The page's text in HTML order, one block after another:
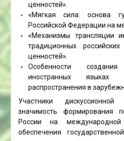
ценностей».
«Мягкая сила: основа
Российской Федерации на
«Механизмы трансляции
традиционных российских
ценностей».
Особенности
иностранных
распространения в
Участники
значимость формирования
России на
обеспечения